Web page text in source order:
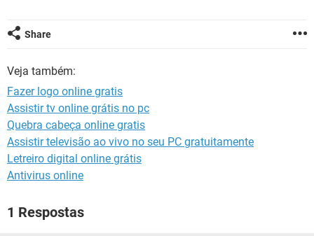
Share
Veja também:
Fazer logo online gratis
Assistir tv online grátis no pc
Quebra cabeça online gratis
Assistir televisão ao vivo no seu PC gratuitamente
Letreiro digital online grátis
Antivirus online
1 Respostas